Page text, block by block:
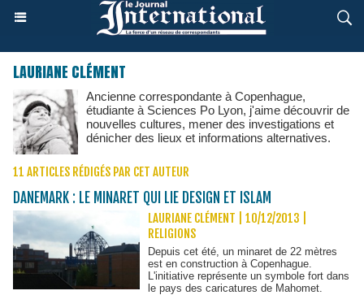
LAURIANE CLÉMENT
Ancienne correspondante à Copenhague,
étudiante à Sciences Po Lyon, j'aime découvrir de
nouvelles cultures, mener des investigations et
dénicher des lieux et informations alternatives.
11 ARTICLES RÉDIGÉS PAR CET AUTEUR
DANEMARK : LE MINARET QUI LIE DESIGN ET ISLAM
LAURIANE CLÉMENT | 10/12/2013
RELIGIONS
Depuis cet été, un minaret de 22 mètres
est en construction à Copenhague.
L'initiative représente un symbole fort dans
le pays des caricatures de Mahomet.